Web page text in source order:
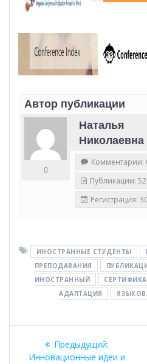
Автор публикации
Наталья
0
Комментарии:
Публикации: 52
Регистрация:
ИНОСТРАННЫЕ СТУДЕНТЫ
ПРЕПОДАВАНИЯ
ИНОСТРАННЫЙ
АДАПТАЦИЯ
Навигация
Предыдущий:
запись:
Инновационные идеи и